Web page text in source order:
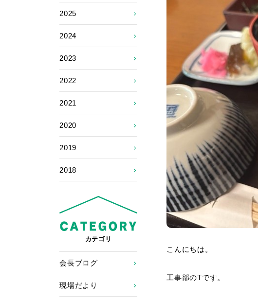
こんにちは。
工事部のTです。
2025
2024
2023
2022
2021
2020
2019
2018
カテゴリ
会長ブログ
現場だより